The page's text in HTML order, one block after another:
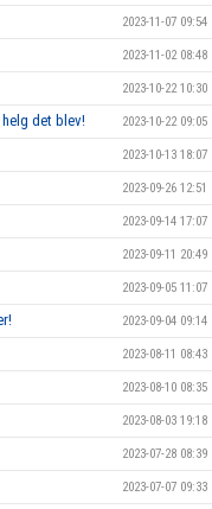
2023-11-07 09:54
2023-11-02 08:48
2023-10-22 10:30
det blev! 2023-10-22 09:05
2023-10-13 18:07
2023-09-26 12:51
2023-09-14 17:07
2023-09-11 20:49
2023-09-05 11:07
2023-09-04 09:14
2023-08-11 08:43
2023-08-10 08:35
2023-08-03 19:18
2023-07-28 08:39
2023-07-07 09:33